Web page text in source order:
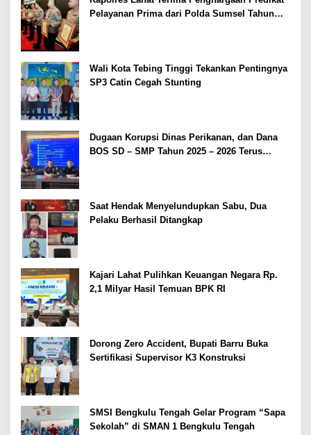
Pelayanan Prima dari Polda Sumsel Tahun
Wali Kota Tebing Tinggi Tekankan Pentingnya
SP3 Catin Cegah Stunting
Dugaan Korupsi Dinas Perikanan, dan Dana
BOS SD – SMP Tahun 2025 – 2026 Terus
Saat Hendak Menyelundupkan Sabu, Dua
Pelaku Berhasil Ditangkap
Kajari Lahat Pulihkan Keuangan Negara Rp.
2,1 Milyar Hasil Temuan BPK RI
Dorong Zero Accident, Bupati Barru Buka
Sertifikasi Supervisor K3 Konstruksi
SMSI Bengkulu Tengah Gelar Program “Sapa
Sekolah” di SMAN 1 Bengkulu Tengah